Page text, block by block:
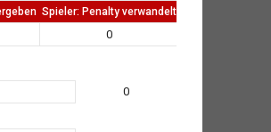
Spieler: Penalty verwandelt
0
0